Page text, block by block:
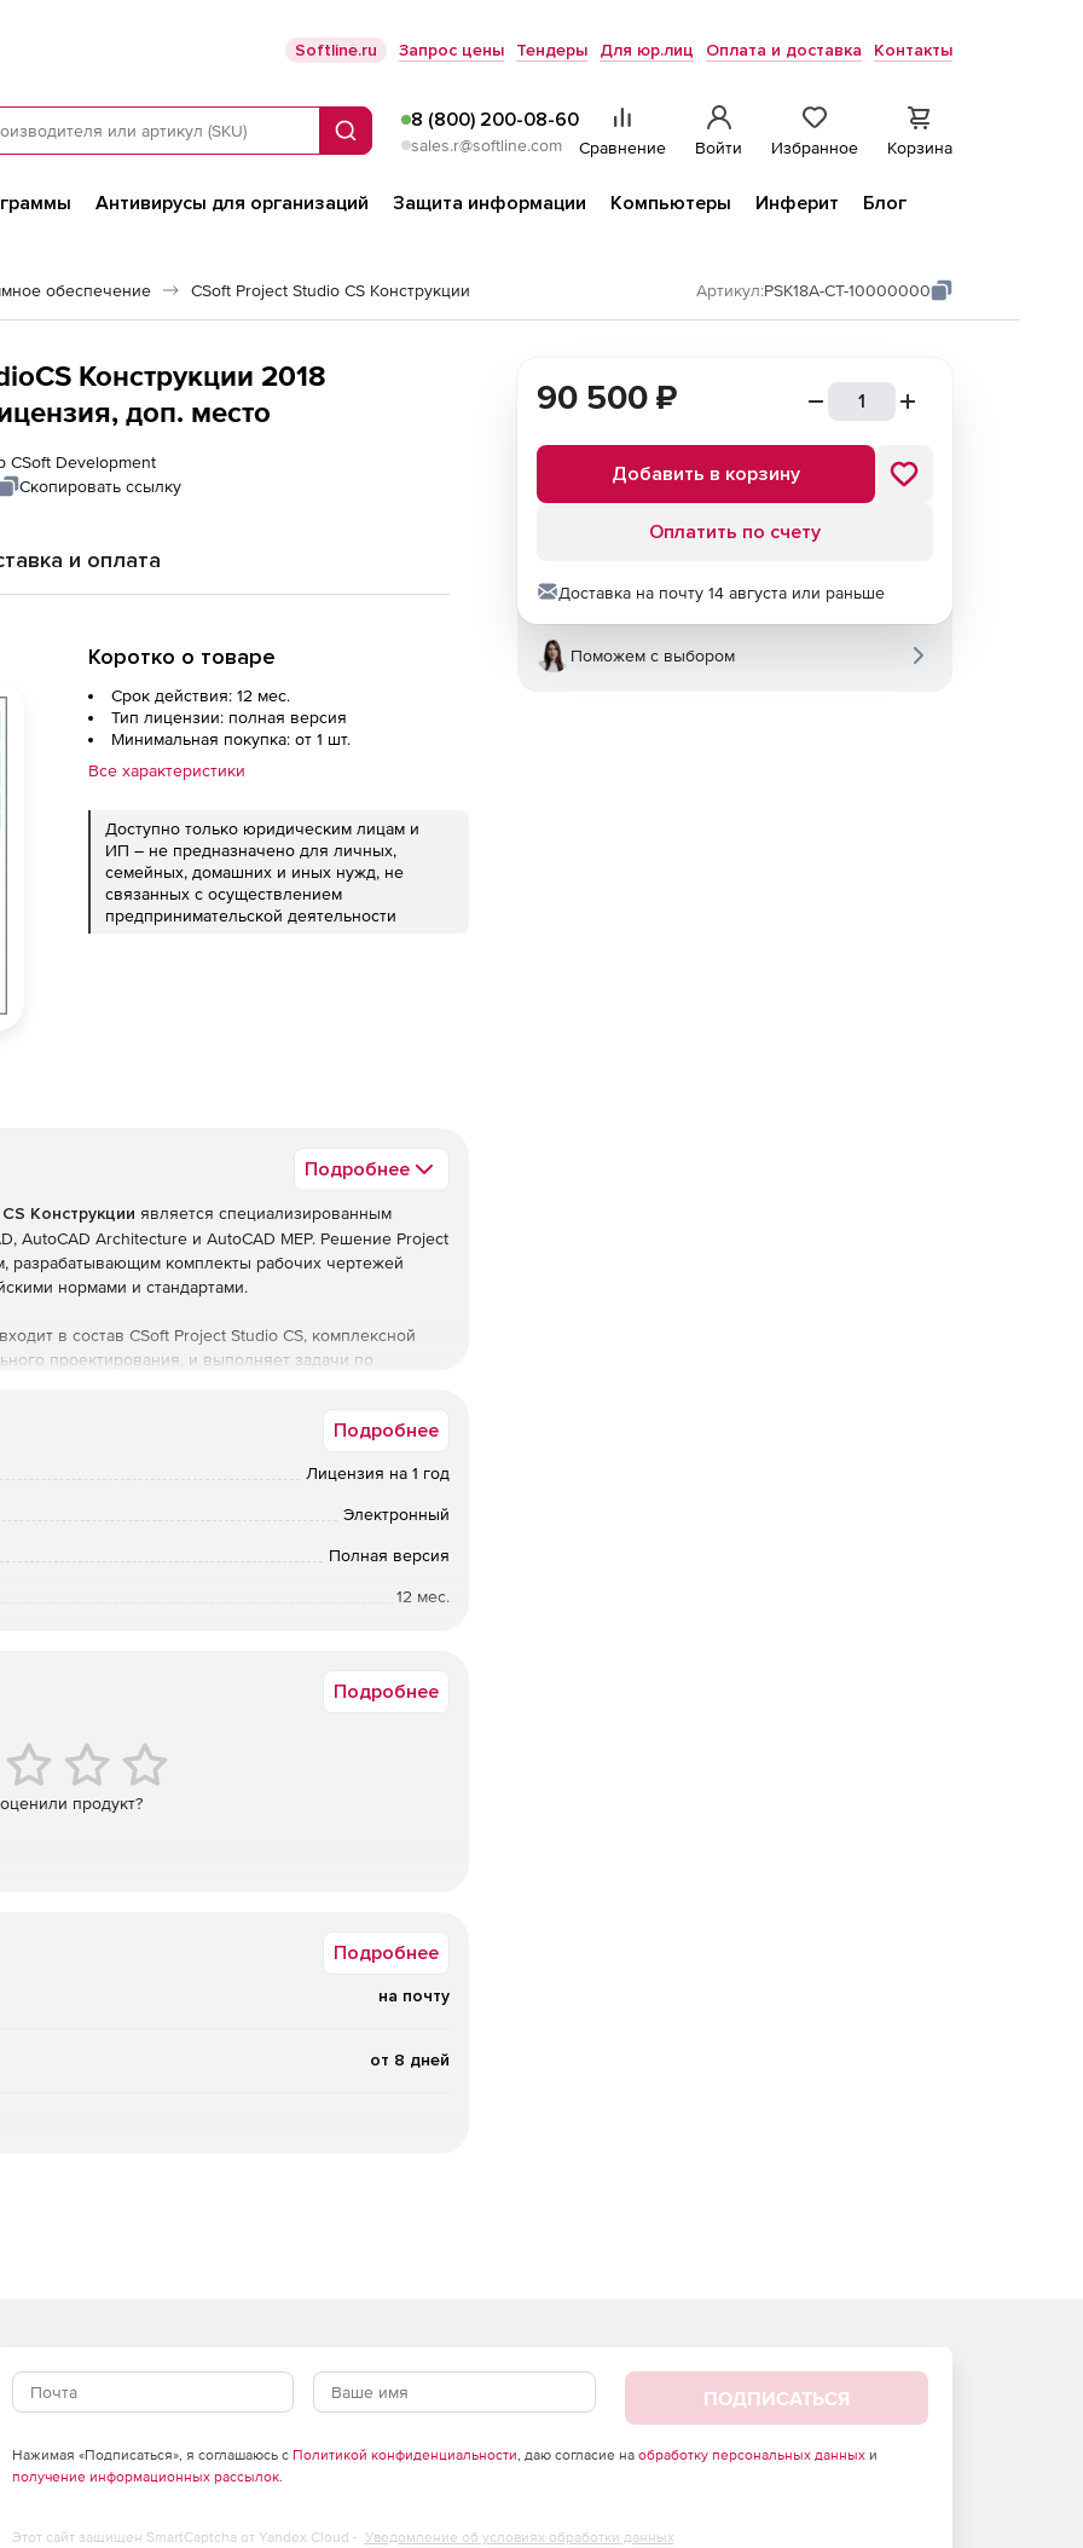
Softline.ru Запрос цены Тендеры Для юр.лиц Оплата и доставка Контакты
Поиск
8 (800) 200-08-60
sales.r@softline.com Сравнение Войти Избранное Корзина
Антивирусы для организаций Защита информации Компьютеры Инферит
Блог
обеспечение CSoft Project Studio CS Конструкции Артикул:PSK18A-CT-10000000
Конструкции 2018
доп. место
CSoft Development
Скопировать ссылку
и оплата
Коротко о товаре
Срок действия: 12 мес.
Тип лицензии: полная версия
Минимальная покупка: от 1 шт.
Все характеристики
Доступно только юридическим лицам и
ИП – не предназначено для личных,
семейных, домашних и иных нужд, не
связанных с осуществлением
предпринимательской деятельности
Подробнее
Конструкции является специализированным
AutoCAD Architecture и AutoCAD MEP. Решение Project
разрабатывающим комплекты рабочих чертежей
нормами и стандартами.
в состав CSoft Project Studio CS, комплексной
проектирования, и выполняет задачи по
с российскими стандартами в среде AutoCAD,
(Сертификат соответствия ГОСТ Р № РОСС
XP, Windows Vista, Windows 7.
Project Studio CS Архитектура и CSoft Project Studio CS
Подробнее
Лицензия на 1 год
Электронный
Полная версия
12 мес.
Подробнее
продукт?
Подробнее
на почту
от 8 дней
90 500 ₽
Добавить в корзину
Оплатить по счету
Доставка на почту 14 августа или раньше
Поможем с выбором
ПОДПИСАТЬСЯ
Нажимая «Подписаться», я соглашаюсь с Политикой конфиденциальности, даю согласие на обработку персональных данныхи
получение информационных рассылок.
Этот сайт защищен SmartCaptcha от Yandex Cloud - Уведомление об условиях обработки данных